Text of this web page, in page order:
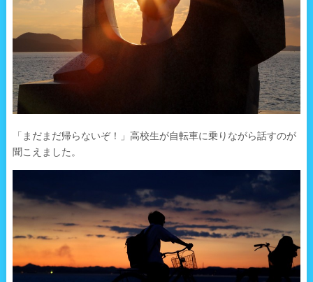
「まだまだ帰らないぞ！」高校生が自転車に乗りながら話すのが
聞こえました。